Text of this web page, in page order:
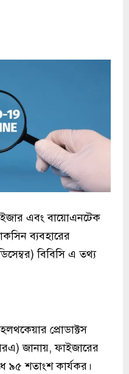
এবং বায়োএনটেক
ব্যবহারের
বিবিসি এ তথ্য
প্রোডাক্টস
জানায়, ফাইজারের
৯৫ শতাংশ কার্যকর।